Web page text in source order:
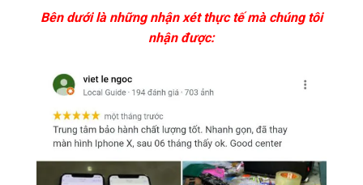
Bên dưới là những nhận xét thực tế mà chúng tôi
nhận được: